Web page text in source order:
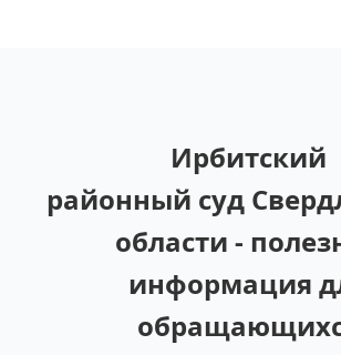
Ирбитский
районный суд
области -
информация